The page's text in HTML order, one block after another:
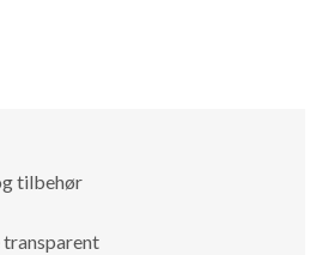
tilbehør
transparent